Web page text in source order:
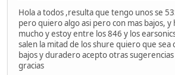
Hola a todos ,resulta que tengo unos se
pero quiero algo asi pero con mas bajos,
mucho y estoy entre los 846 y los
salen la mitad de los shure quiero que sea
bajos y duradero acepto otras
gracias